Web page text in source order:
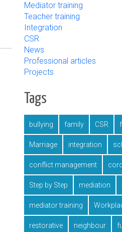
Mediator training
Teacher training
Integration
CSR
News
Professional articles
Projects
Tags
bullying family CSR
Marriage integration
conflict management
Step by Step mediation
mediator training
restorative neighbour